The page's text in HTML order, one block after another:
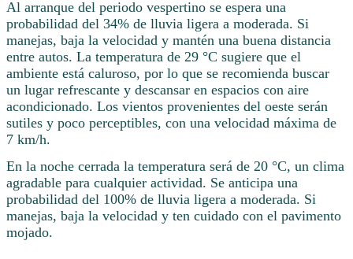
Al arranque del periodo vespertino se espera una
probabilidad del 34% de lluvia ligera a moderada. Si
manejas, baja la velocidad y mantén una buena distancia
entre autos. La temperatura de 29 °C sugiere que el
ambiente está caluroso, por lo que se recomienda buscar
un lugar refrescante y descansar en espacios con aire
acondicionado. Los vientos provenientes del oeste serán
sutiles y poco perceptibles, con una velocidad máxima de
7 km/h.
En la noche cerrada la temperatura será de 20 °C, un clima
agradable para cualquier actividad. Se anticipa una
probabilidad del 100% de lluvia ligera a moderada. Si
manejas, baja la velocidad y ten cuidado con el pavimento
mojado.